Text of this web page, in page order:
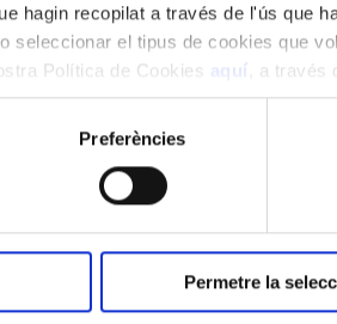
hagin recopilat a través de l'ús que
seleccionar el tipus de cookies que
Política de Cookies aquí
, a
Preferències
Permetre la
amb*